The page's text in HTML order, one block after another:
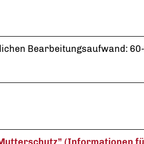
Bearbeitungsaufwand: